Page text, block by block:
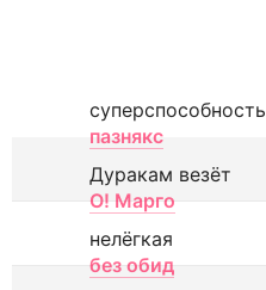
суперспособность
пазнякс
Дуракам везёт
О! Марго
нелёгкая
без обид